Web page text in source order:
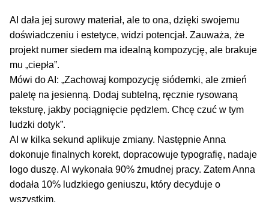
AI dała jej surowy materiał, ale to ona, dzięki swojemu
doświadczeniu i estetyce, widzi potencjał. Zauważa, że
projekt numer siedem ma idealną kompozycję, ale brakuje
mu „ciepła”.
Mówi do AI: „Zachowaj kompozycję siódemki, ale zmień
paletę na jesienną. Dodaj subtelną, ręcznie rysowaną
teksturę, jakby pociągnięcie pędzlem. Chcę czuć w tym
ludzki dotyk”.
AI w kilka sekund aplikuje zmiany. Następnie Anna
dokonuje finalnych korekt, dopracowuje typografię, nadaje
logo duszę. AI wykonała 90% żmudnej pracy. Zatem Anna
dodała 10% ludzkiego geniuszu, który decyduje o
wszystkim.